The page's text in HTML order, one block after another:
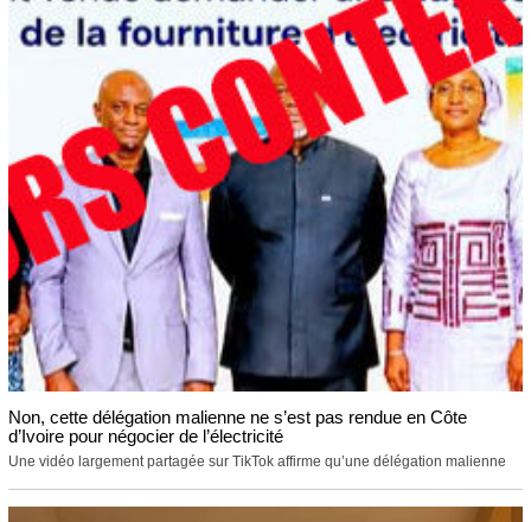
Non, cette délégation malienne ne s’est pas rendue en Côte
d’Ivoire pour négocier de l’électricité
Une vidéo largement partagée sur TikTok affirme qu’une délégation malienne